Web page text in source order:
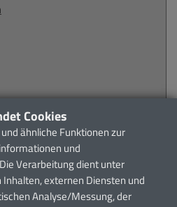
Cookies
ähnliche Funktionen zur
und
Verarbeitung dient unter
externen Diensten und
Analyse/Messung, der